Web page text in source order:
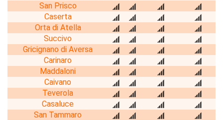
San Prisco
Caserta
Orta di Atella
Succivo
Gricignano di Aversa
Carinaro
Maddaloni
Caivano
Teverola
Casaluce
San Tammaro